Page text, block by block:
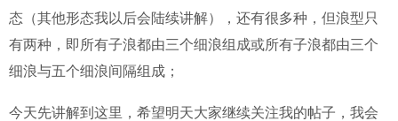
态（其他形态我以后会陆续讲解），还有很多种，但浪型只
有两种，即所有子浪都由三个细浪组成或所有子浪都由三个
细浪与五个细浪间隔组成；
今天先讲解到这里，希望明天大家继续关注我的帖子，我会